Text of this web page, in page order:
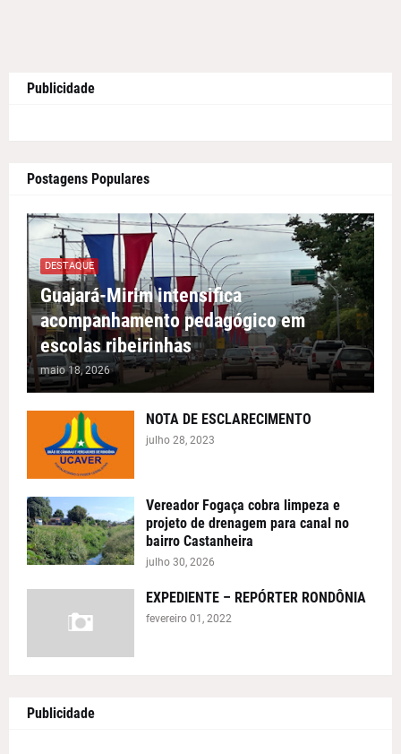
Publicidade
Postagens Populares
DESTAQUE
Guajará-Mirim intensifica
acompanhamento pedagógico em
escolas ribeirinhas
maio 18, 2026
NOTA DE ESCLARECIMENTO
julho 28, 2023
Vereador Fogaça cobra limpeza e
projeto de drenagem para canal no
bairro Castanheira
julho 30, 2026
EXPEDIENTE – REPÓRTER RONDÔNIA
fevereiro 01, 2022
Publicidade